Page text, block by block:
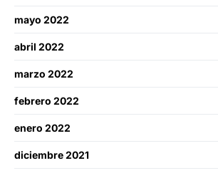
mayo 2022
abril 2022
marzo 2022
febrero 2022
enero 2022
diciembre 2021